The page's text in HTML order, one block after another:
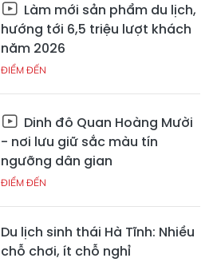
Làm mới sản phẩm du lịch,
hướng tới 6,5 triệu lượt khách
năm 2026
ĐIỂM ĐẾN
Dinh đô Quan Hoàng Mười
- nơi lưu giữ sắc màu tín
ngưỡng dân gian
ĐIỂM ĐẾN
Du lịch sinh thái Hà Tĩnh: Nhiều
chỗ chơi, ít chỗ nghỉ